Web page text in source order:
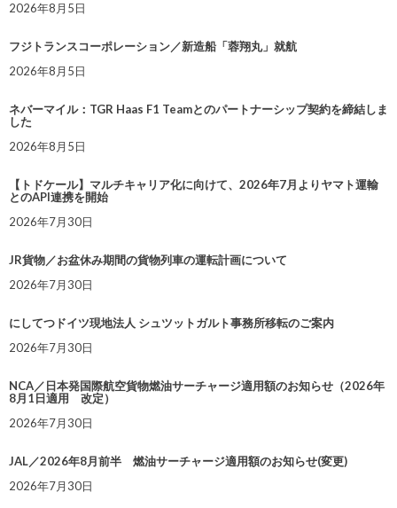
2026年8月5日
フジトランスコーポレーション／新造船「蓉翔丸」就航
2026年8月5日
ネバーマイル：TGR Haas F1 Teamとのパートナーシップ契約を締結しま
した
2026年8月5日
【トドケール】マルチキャリア化に向けて、2026年7月よりヤマト運輸
とのAPI連携を開始
2026年7月30日
JR貨物／お盆休み期間の貨物列車の運転計画について
2026年7月30日
にしてつドイツ現地法人 シュツットガルト事務所移転のご案内
2026年7月30日
NCA／日本発国際航空貨物燃油サーチャージ適用額のお知らせ（2026年
8月1日適用 改定）
2026年7月30日
JAL／2026年8月前半 燃油サーチャージ適用額のお知らせ(変更)
2026年7月30日